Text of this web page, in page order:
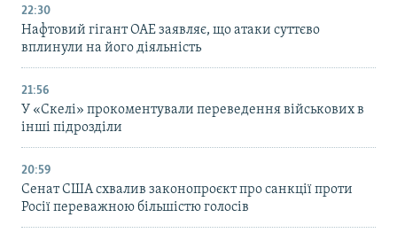
22:30
Нафтовий гігант ОАЕ заявляє, що атаки суттєво
вплинули на його діяльність
21:56
У «Скелі» прокоментували переведення військових в
інші підрозділи
20:59
Cенат США схвалив законопроєкт про санкції проти
Росії переважною більшістю голосів